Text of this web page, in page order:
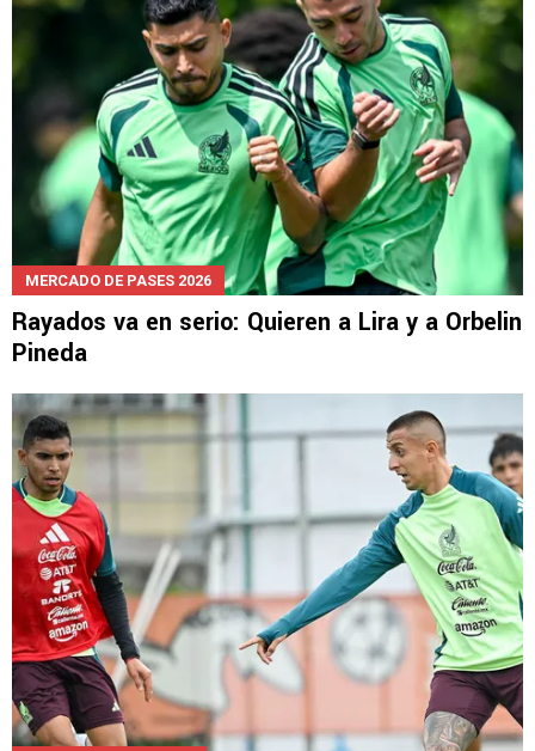
MERCADO DE PASES 2026
Rayados va en serio: Quieren a Lira y a Orbelin
Pineda